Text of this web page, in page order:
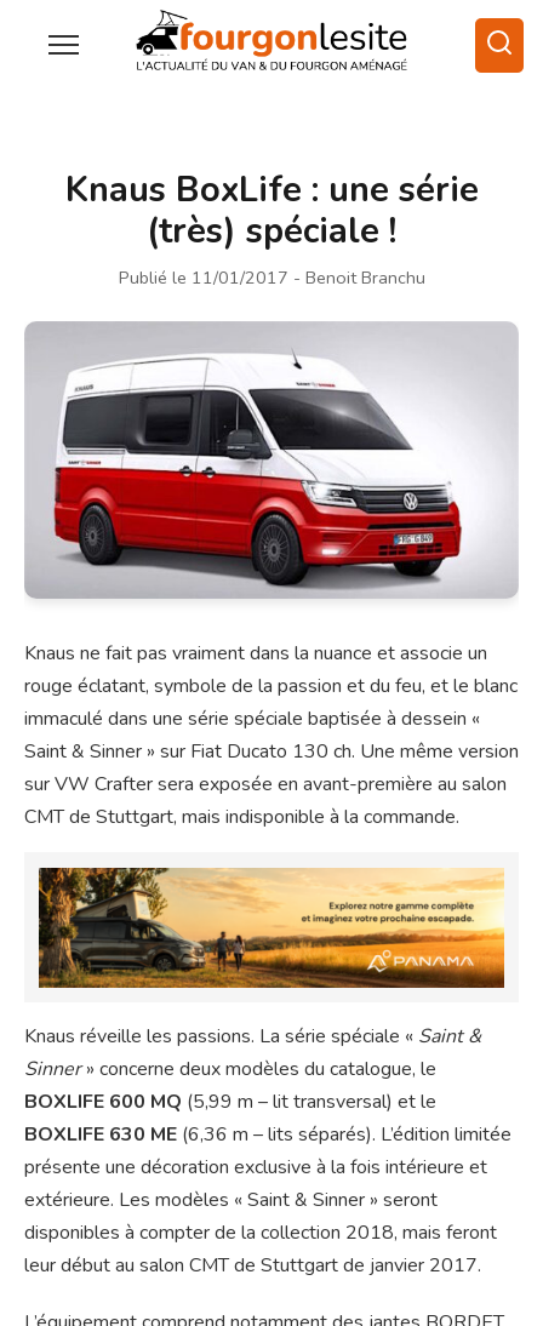
Knaus BoxLife : une série
(très) spéciale !
Publié le 11/01/2017 - Benoit Branchu
Knaus ne fait pas vraiment dans la nuance et associe un
rouge éclatant, symbole de la passion et du feu, et le blanc
immaculé dans une série spéciale baptisée à dessein «
Saint & Sinner » sur Fiat Ducato 130 ch. Une même version
sur VW Crafter sera exposée en avant-première au salon
CMT de Stuttgart, mais indisponible à la commande.
Knaus réveille les passions. La série spéciale « Saint &
Sinner» concerne deux modèles du catalogue, le
BOXLIFE 600 MQ (5,99 m – lit transversal) et le
BOXLIFE 630 ME (6,36 m – lits séparés). L’édition limitée
présente une décoration exclusive à la fois intérieure et
extérieure. Les modèles « Saint & Sinner » seront
disponibles à compter de la collection 2018, mais feront
leur début au salon CMT de Stuttgart de janvier 2017.